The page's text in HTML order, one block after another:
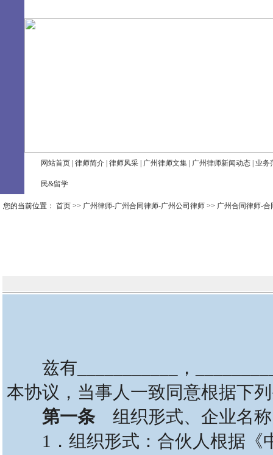
网站首页 律师简介 律师风采 广州律师文集 广州律师新闻动态 业务
民&留学
您的当前位置： 首页 >> 广州律师-广州合同律师-广州公司律师 >> 广州合同律师-合
兹有___________，
本协议，当事人一致同意根据下
第一条 组织形式、企业名
1．组织形式：合伙人根据《